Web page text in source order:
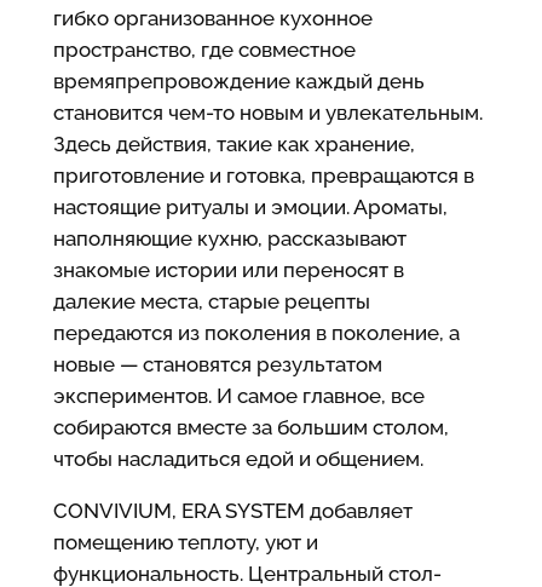
гибко организованное кухонное
пространство, где совместное
времяпрепровождение каждый день
становится чем-то новым и увлекательным.
Здесь действия, такие как хранение,
приготовление и готовка, превращаются в
настоящие ритуалы и эмоции. Ароматы,
наполняющие кухню, рассказывают
знакомые истории или переносят в
далекие места, старые рецепты
передаются из поколения в поколение, а
новые — становятся результатом
экспериментов. И самое главное, все
собираются вместе за большим столом,
чтобы насладиться едой и общением.
CONVIVIUM, ERA SYSTEM добавляет
помещению теплоту, уют и
функциональность. Центральный стол-